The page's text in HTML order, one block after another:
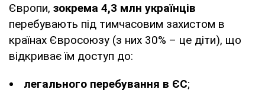
Європи, зокрема 4,3 млн українців
перебувають під тимчасовим захистом в
країнах Євросоюзу (з них 30% – це діти), що
відкриває їм доступ до:
легального перебування в ЄС;